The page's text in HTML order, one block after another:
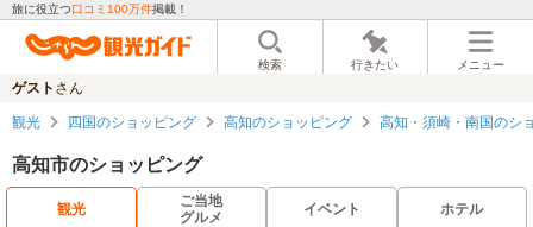
旅に役立つ口コミ100万件掲載！
検索 行きたい メニュー
ゲスト さん
観光 四国のショッピング 高知のショッピング 高知・須崎・南国のシ
高知市のショッピング
観光
ご当地
グルメ
イベント ホテル